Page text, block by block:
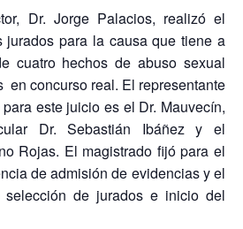
Dr. Jorge Palacios, realizó el
jurados para la causa que tiene a
cuatro hechos de abuso sexual
en concurso real. El representante
este juicio es el Dr. Mauvecín,
Dr. Sebastián Ibáñez y el
Rojas. El magistrado fijó para el
de admisión de evidencias y el
de jurados e inicio del